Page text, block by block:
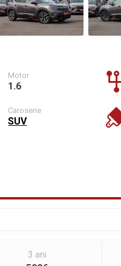
Motor
1.6
Caroserie
SUV
3 ani